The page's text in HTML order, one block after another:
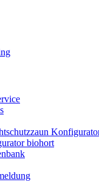
biohort